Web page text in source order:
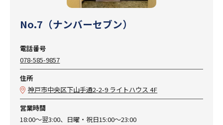
No.7（ナンバーセブン）
電話番号
078-585-9857
住所
神戸市中央区下山手通2-2-9 ライトハウス 4F
営業時間
18:00～翌3:00、日曜・祝日15:00～23:00